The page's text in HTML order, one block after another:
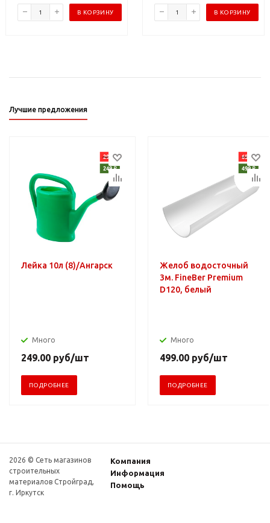
В КОРЗИНУ В КОРЗИНУ
Лучшие предложения
Лейка 10л (8)/Ангарск
Много
249.00 руб/шт
ПОДРОБНЕЕ
Желоб водосточный
3м. FineBer Premium
D120, белый
Много
499.00 руб/шт
ПОДРОБНЕЕ
2026 © Сеть магазинов
строительных
материалов Стройград,
г. Иркутск
Компания
Информация
Помощь